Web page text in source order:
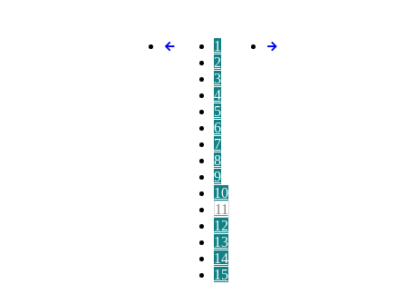
1
2
3
4
5
6
7
8
9
10
11
12
13
14
15